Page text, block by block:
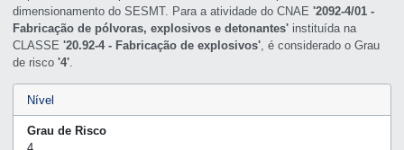
dimensionamento do SESMT. Para a atividade do CNAE'2092-4/01 -
Fabricação de pólvoras, explosivos e detonantes' instituída na
CLASSE'20.92-4 - Fabricação de explosivos', é considerado o Grau
de risco'4'.
Nível
Grau de Risco